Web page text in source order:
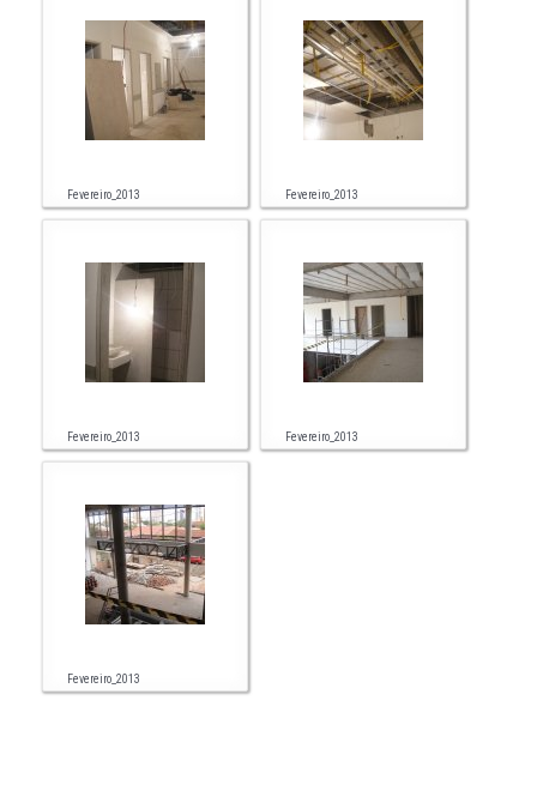
Fevereiro_2013 Fevereiro_2013
Fevereiro_2013 Fevereiro_2013
Fevereiro_2013